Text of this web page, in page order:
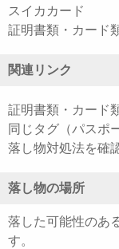
スイカカード
証明書類・カード
関連リンク
証明書類・カード
同じタグ（パスポ
落し物対処法を確
落し物の場所
落した可能性のあ
す。